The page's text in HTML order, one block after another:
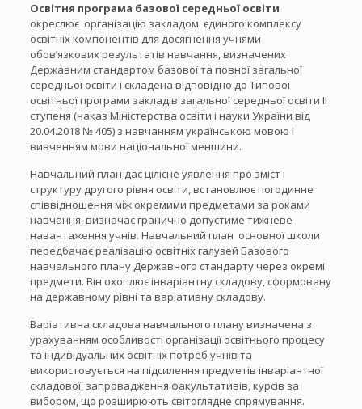
Освітня програма базової середньої освіти
окреслює організацію закладом єдиного комплексу
освітніх компонентів для досягнення учнями
обов’язкових результатів навчання, визначених
Державним стандартом базової та повної загальної
середньої освіти і складена відповідно до Типової
освітньої програми закладів загальної середньої освіти ІІ
ступеня (наказ Міністерства освіти і науки України від
20.04.2018 № 405) з навчанням українською мовою і
вивченням мови національної меншини.
Навчальний план дає цілісне уявлення про зміст і
структуру другого рівня освіти, встановлює погодинне
співвідношення між окремими предметами за роками
навчання, визначає гранично допустиме тижневе
навантаження учнів. Навчальний план основної школи
передбачає реалізацію освітніх галузей Базового
навчального плану Державного стандарту через окремі
предмети. Він охоплює інваріантну складову, сформовану
на державному рівні та варіативну складову.
Варіативна складова навчального плану визначена з
урахуванням особливості організації освітнього процесу
та індивідуальних освітніх потреб учнів та
використовується на підсилення предметів інваріантної
складової, запровадження факультативів, курсів за
вибором, що розширюють світоглядне спрямування.